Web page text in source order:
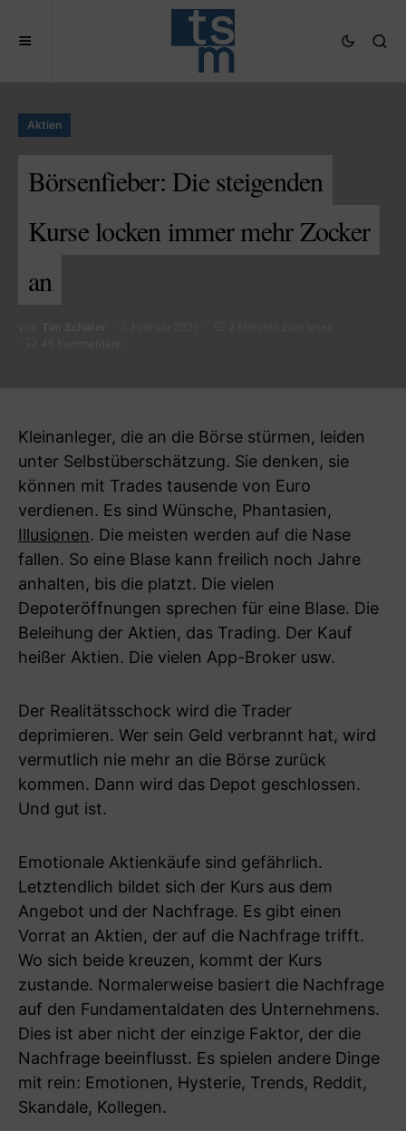
Aktien
Börsenfieber: Die steigenden
Kurse locken immer mehr Zocker
an
Kleinanleger, die an die Börse stürmen, leiden
unter Selbstüberschätzung. Sie denken, sie
können mit Trades tausende von Euro
verdienen. Es sind Wünsche, Phantasien,
Illusionen. Die meisten werden auf die Nase
fallen. So eine Blase kann freilich noch Jahre
anhalten, bis die platzt. Die vielen
Depoteröffnungen sprechen für eine Blase. Die
Beleihung der Aktien, das Trading. Der Kauf
heißer Aktien. Die vielen App-Broker usw.
Der Realitätsschock wird die Trader
deprimieren. Wer sein Geld verbrannt hat, wird
vermutlich nie mehr an die Börse zurück
kommen. Dann wird das Depot geschlossen.
Und gut ist.
Emotionale Aktienkäufe sind gefährlich.
Letztendlich bildet sich der Kurs aus dem
Angebot und der Nachfrage. Es gibt einen
Vorrat an Aktien, der auf die Nachfrage trifft.
Wo sich beide kreuzen, kommt der Kurs
zustande. Normalerweise basiert die Nachfrage
auf den Fundamentaldaten des Unternehmens.
Dies ist aber nicht der einzige Faktor, der die
Nachfrage beeinflusst. Es spielen andere Dinge
mit rein: Emotionen, Hysterie, Trends, Reddit,
Skandale, Kollegen.